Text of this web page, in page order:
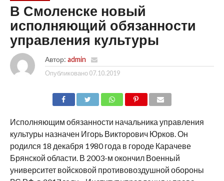
В Смоленске новый
исполняющий обязанности
управления культуры
Автор: admin
Опубликовано 07.10.2019
Исполняющим обязанности начальника управления
культуры назначен Игорь Викторович Юрков. Он
родился 18 декабря 1980 года в городе Карачеве
Брянской области. В 2003-м окончил Военный
университет войсковой противовоздушной обороны